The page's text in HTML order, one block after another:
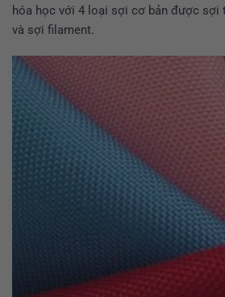
hóa học với 4 loại sợi cơ bản được sợi
và sợi filament.